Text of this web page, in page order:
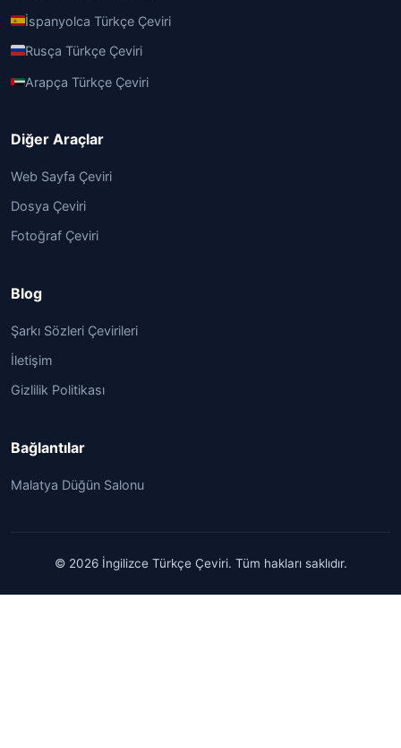
İspanyolca Türkçe Çeviri
Rusça Türkçe Çeviri
Arapça Türkçe Çeviri
Diğer Araçlar
Web Sayfa Çeviri
Dosya Çeviri
Fotoğraf Çeviri
Blog
Şarkı Sözleri Çevirileri
İletişim
Gizlilik Politikası
Bağlantılar
Malatya Düğün Salonu
© 2026 İngilizce Türkçe Çeviri. Tüm hakları saklıdır.